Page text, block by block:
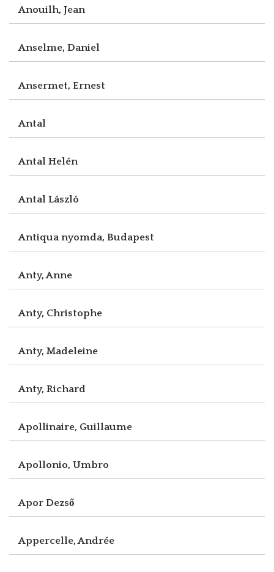
Anouilh, Jean
Anselme, Daniel
Ansermet, Ernest
Antal
Antal Helén
Antal László
Antiqua nyomda, Budapest
Anty, Anne
Anty, Christophe
Anty, Madeleine
Anty, Richard
Apollinaire, Guillaume
Apollonio, Umbro
Apor Dezső
Appercelle, Andrée